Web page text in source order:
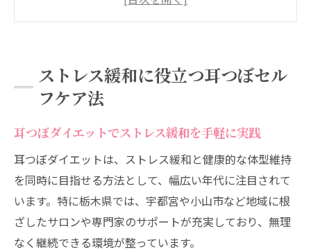
果
日常で活かせる耳つぼセルフケアのコツ
耳つぼダイエットの魅力と実践ポイント
耳つぼダイエットの仕組みとストレス緩和
効果
栃木県で注目の耳つぼダイエットと美容の
関係
耳つぼダイエットの実践で得られる体の変
ストレス緩和に役立つ耳つぼセル
フケア法
耳つぼダイエットでストレス緩和を手軽に実践
耳つぼダイエットは、ストレス緩和と健康的な体型維持
を同時に目指せる方法として、幅広い年代に注目されて
います。特に栃木県では、宇都宮や小山市など地域に根
ざしたサロンや専門家のサポートが充実しており、無理
なく継続できる環境が整っています。